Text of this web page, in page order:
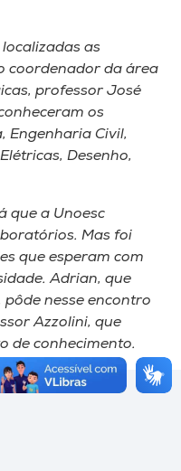
as
coordenador da área
professor José
os
Engenharia Civil,
Desenho,
que a Unoesc
Mas foi
que esperam com
Adrian, que
nesse encontro
Azzolini, que
de conhecimento.